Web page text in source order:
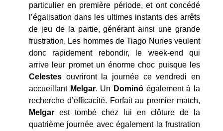
particulier en première période, et ont concédé
l’égalisation dans les ultimes instants des arrêts
de jeu de la partie, générant ainsi une grande
frustration. Les hommes de Tiago Nunes veulent
donc rapidement rebondir, le week-end qui
arrive leur promet un énorme choc puisque les
Celestes ouvriront la journée ce vendredi en
accueillant Melgar. Un Dominó également à la
recherche d’efficacité. Forfait au premier match,
Melgar est tombé chez lui en clôture de la
quatrième journée avec également la frustration